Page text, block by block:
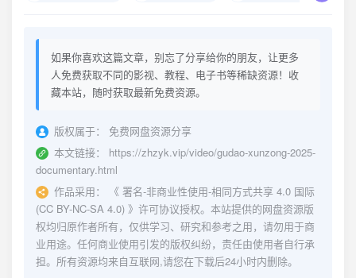
如果你喜欢这篇文章，别忘了分享给你的朋友，让更多
人免费获取不同的影视、教程、电子书等稀缺资源！收
藏本站，随时获取最新免费资源。
版权属于：
免费网盘资源分享
本文链接：
https://zhzyk.vip/video/gudao-xunzong-2025-
documentary.html
作品采用：
《 署名-非商业性使用-相同方式共享 4.0 国际
(CC BY-NC-SA 4.0) 》许可协议授权。本站提供的网盘资源版
权均归原作者所有，仅供学习、研究和参考之用，请勿用于商
业用途。任何商业使用引发的版权纠纷，责任由使用者自行承
担。所有资源均来自互联网,请您在下载后24小时内删除。